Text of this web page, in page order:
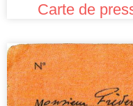
Carte de